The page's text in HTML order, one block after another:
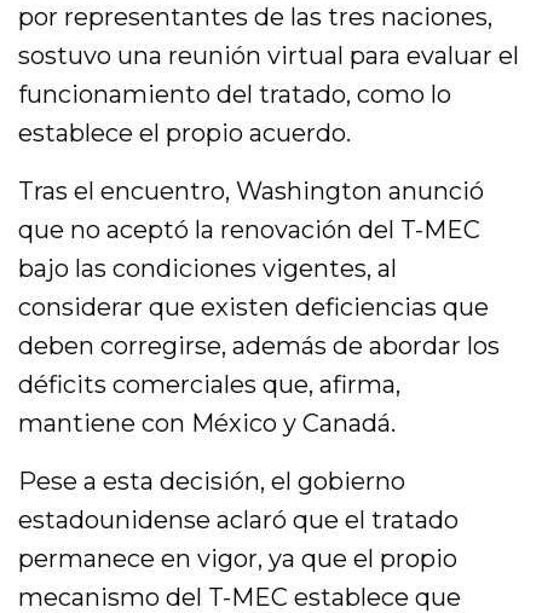
por representantes de las tres naciones,
sostuvo una reunión virtual para evaluar el
funcionamiento del tratado, como lo
establece el propio acuerdo.
Tras el encuentro, Washington anunció
que no aceptó la renovación del T-MEC
bajo las condiciones vigentes, al
considerar que existen deficiencias que
deben corregirse, además de abordar los
déficits comerciales que, afirma,
mantiene con México y Canadá.
Pese a esta decisión, el gobierno
estadounidense aclaró que el tratado
permanece en vigor, ya que el propio
mecanismo del T-MEC establece que